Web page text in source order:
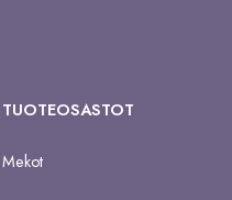
TUOTEOSASTOT
Mekot